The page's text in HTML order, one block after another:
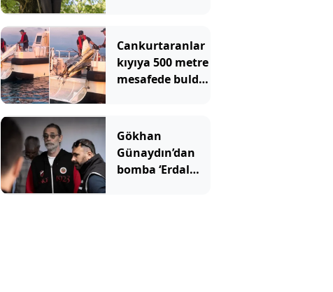
dayanacak
Cankurtaranlar
kıyıya 500 metre
mesafede buldu!
Gökhan
Günaydın’dan
bomba ‘Erdal